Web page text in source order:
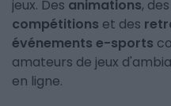
jeux. Des animations, des
compétitions et des
événements e-sports
amateurs de jeux
en ligne.